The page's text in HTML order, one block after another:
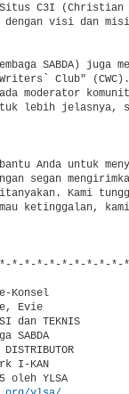
C3I (Christian
visi dan
SABDA) juga
Club"
moderator
lebih jelasnya,
Anda untuk
segan
Kami
ketinggalan,
*-*-*-*-*-*-*-*-*-*-
Konsel
Evie
dan TEKNIS
SABDA
DISTRIBUTOR
I-KAN
oleh YLSA